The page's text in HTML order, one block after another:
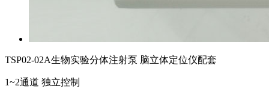
TSP02-02A生物实验分体注射泵 脑立体定位仪配套
1~2通道 独立控制